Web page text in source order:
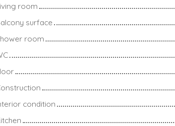
room
surface
room
condition